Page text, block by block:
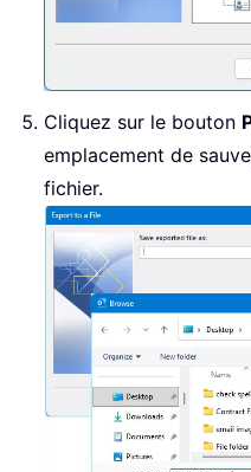
Cliquez sur le bouton
emplacement de
fichier.